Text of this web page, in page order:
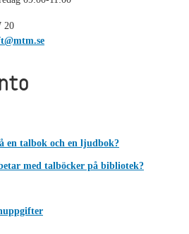
20
en talbok och en ljudbok?
med talböcker på bibliotek?